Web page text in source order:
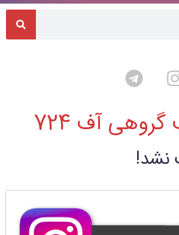
آف 724
نشد!